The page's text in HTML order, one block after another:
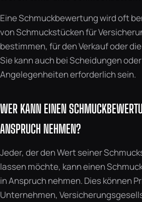
Eine Schmuckbewertung wird oft
von Schmuckstücken für
bestimmen, für den Verkauf oder
Sie kann auch bei Scheidungen
Angelegenheiten erforderlich sein.
WER KANN EINEN
ANSPRUCH NEHMEN?
Jeder, der den Wert seiner
lassen möchte, kann einen
in Anspruch nehmen. Dies können
Unternehmen,